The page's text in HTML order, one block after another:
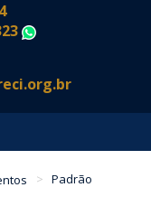
Padrão